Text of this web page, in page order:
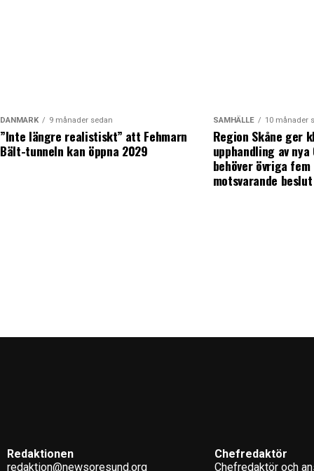
DANMARK 9 månader sedan
”Inte längre realistiskt” att Fehmarn
Bält-tunneln kan öppna 2029
SAMHÄLLE 10 månader
Region Skåne ger
upphandling av
behöver övriga
motsvarande beslut
Redaktionen
redaktion@newsoresund.org
Chefredaktör
Chefredaktör och